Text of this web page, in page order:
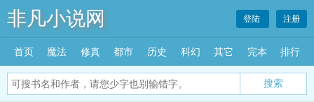
非凡小说网
搜索
登陆 注册
首页 魔法 修真 都市 历史 科幻 其它 完本 排行